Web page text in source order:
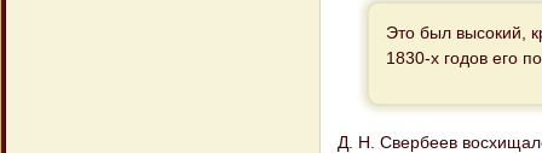
Это был высокий,
1830-х годов его
Д. Н. Свербеев